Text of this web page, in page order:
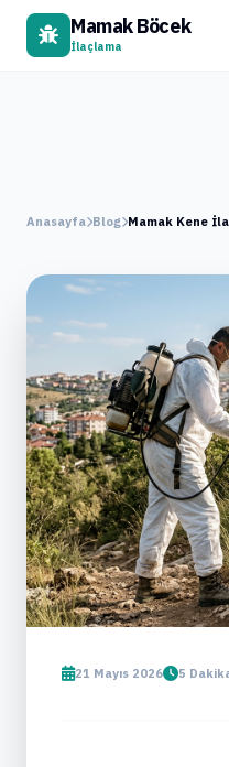
Mamak Böcek
İlaçlama
Anasayfa Blog
Hizmet Yazısı
21 Mayıs 2026 5